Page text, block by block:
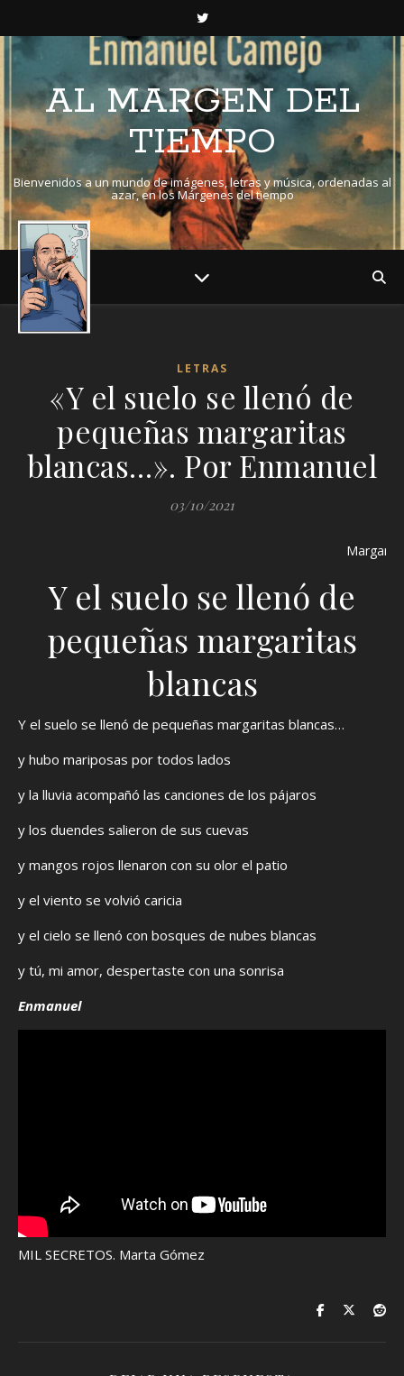
AL MARGEN DEL
TIEMPO
Bienvenidos a un mundo de imágenes, letras y música, ordenadas al
azar, en los Márgenes del tiempo
LETRAS
«Y el suelo se llenó de
pequeñas margaritas
blancas…». Por Enmanuel
03/10/2021
Y el suelo se llenó de
pequeñas margaritas
blancas
Y el suelo se llenó de pequeñas margaritas blancas…
y hubo mariposas por todos lados
y la lluvia acompañó las canciones de los pájaros
y los duendes salieron de sus cuevas
y mangos rojos llenaron con su olor el patio
y el viento se volvió caricia
y el cielo se llenó con bosques de nubes blancas
y tú, mi amor, despertaste con una sonrisa
Enmanuel
MIL SECRETOS. Marta Gómez